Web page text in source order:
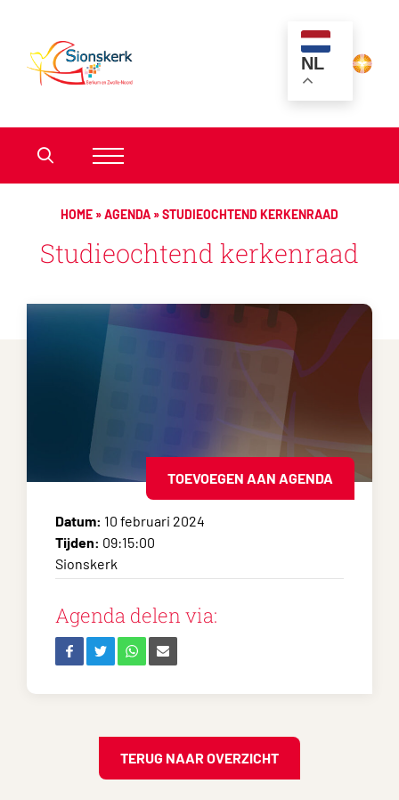
NL
HOME »AGENDA »STUDIEOCHTEND KERKENRAAD
Studieochtend kerkenraad
TOEVOEGEN AAN AGENDA
Datum: 10 februari 2024
Tijden: 09:15:00
Sionskerk
Agenda delen via:
TERUG NAAR OVERZICHT